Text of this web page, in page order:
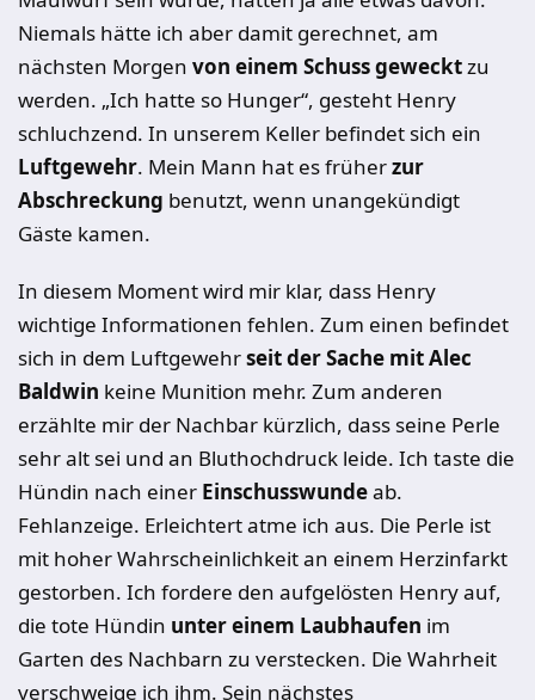
Niemals hätte ich aber damit gerechnet, am
nächsten Morgen von einem Schuss gewecktzu
werden. „Ich hatte so Hunger“, gesteht Henry
schluchzend. In unserem Keller befindet sich ein
Luftgewehr. Mein Mann hat es früherzur
Abschreckung benutzt, wenn unangekündigt
Gäste kamen.
In diesem Moment wird mir klar, dass Henry
wichtige Informationen fehlen. Zum einen befindet
sich in dem Luftgewehrseit der Sache mit Alec
Baldwin keine Munition mehr. Zum anderen
erzählte mir der Nachbar kürzlich, dass seine Perle
sehr alt sei und an Bluthochdruck leide. Ich taste die
Hündin nach einer Einschusswundeab.
Fehlanzeige. Erleichtert atme ich aus. Die Perle ist
mit hoher Wahrscheinlichkeit an einem Herzinfarkt
gestorben. Ich fordere den aufgelösten Henry auf,
die tote Hündin unter einem Laubhaufen im
Garten des Nachbarn zu verstecken. Die Wahrheit
verschweige ich ihm. Sein nächstes